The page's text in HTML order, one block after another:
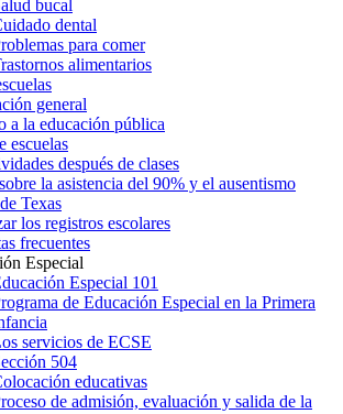
bucal
dental
para comer
alimentarios
general
a la educación pública
escuelas
después de clases
la asistencia del 90% y el ausentismo
Texas
los registros escolares
frecuentes
Especial
Especial 101
de Educación Especial en la Primera
servicios de ECSE
504
educativas
de admisión, evaluación y salida de la